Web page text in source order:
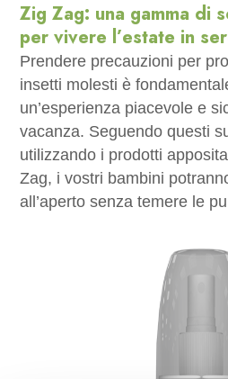
Zig Zag: una gamma di
per vivere l’estate in
Prendere precauzioni per
insetti molesti è
un’esperienza piacevole e
vacanza. Seguendo questi
utilizzando i prodotti
Zag, i vostri bambini
all’aperto senza temere le